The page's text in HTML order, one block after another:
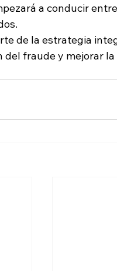
a conducir
de la estrategia
del fraude y mejorar la